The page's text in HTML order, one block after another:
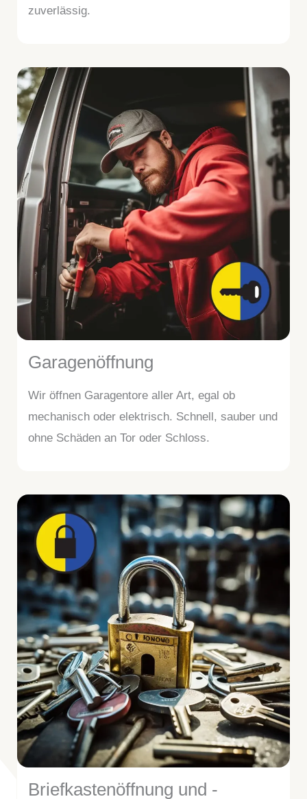
zuverlässig.
Garagenöffnung
Wir öffnen Garagentore aller Art, egal ob
mechanisch oder elektrisch. Schnell, sauber und
ohne Schäden an Tor oder Schloss.
Briefkastenöffnung und -